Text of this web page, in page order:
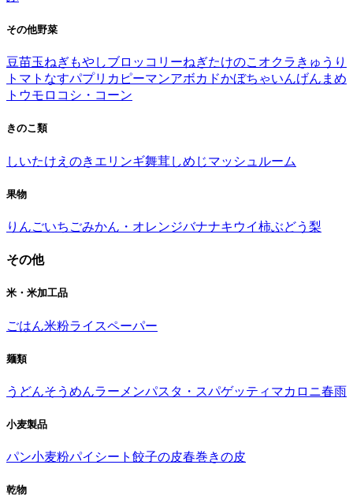
その他野菜
豆苗玉ねぎもやしブロッコリーねぎたけのこ オクラ きゅうり
トマト なすパプリカ ピーマンアボカドかぼちゃいんげんまめ
トウモロコシ・コーン
きのこ類
しいたけ えのき エリンギ舞茸しめじマッシュルーム
果物
りんごいちごみかん・オレンジバナナキウイ柿ぶどう 梨
その他
米・米加工品
ごはん米粉ライスペーパー
麺類
うどんそうめんラーメンパスタ・スパゲッティ マカロニ春雨
小麦製品
パン小麦粉パイシート 餃子の皮春巻きの皮
乾物